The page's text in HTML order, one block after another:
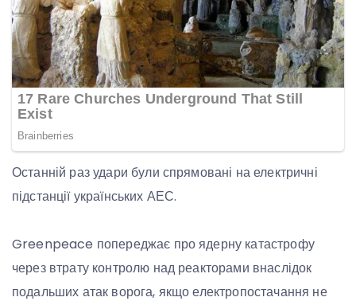
Останній раз удари були спрямовані на електричні
підстанції українських АЕС.
Greenpeace попереджає про ядерну катастрофу
через втрату контролю над реакторами внаслідок
подальших атак ворога, якщо електропостачання не